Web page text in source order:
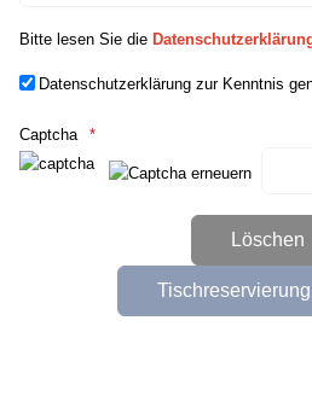
Bitte lesen Sie die
Datenschutzerklärung zur Kenntnis
Captcha